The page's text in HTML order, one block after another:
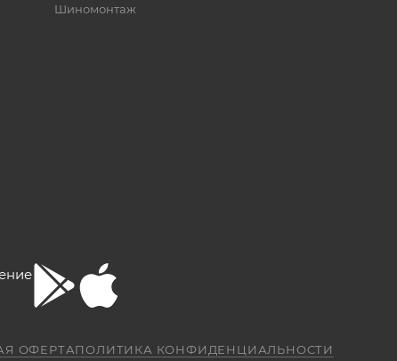
Шиномонтаж
ОФЕРТАПОЛИТИКА КОНФИДЕНЦИАЛЬНОСТИ